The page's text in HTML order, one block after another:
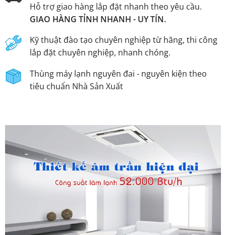
Hỗ trợ giao hàng lắp đặt nhanh theo yêu cầu.
GIAO HÀNG TỈNH NHANH - UY TÍN.
Kỹ thuật đào tạo chuyên nghiệp từ hãng, thi công
lắp đặt chuyên nghiệp, nhanh chóng.
Thùng máy lạnh nguyên đai - nguyên kiện theo
tiêu chuẩn Nhà Sản Xuất